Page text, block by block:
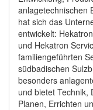
anlagetechnischen
hat sich das
entwickelt:
und Hekatron
familiengeführten
südbadischen
besonders
und bietet Technik,
Planen, Errichten